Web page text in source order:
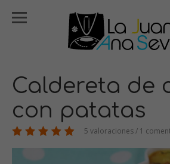
Caldereta de
con patatas
5 valoraciones / 1